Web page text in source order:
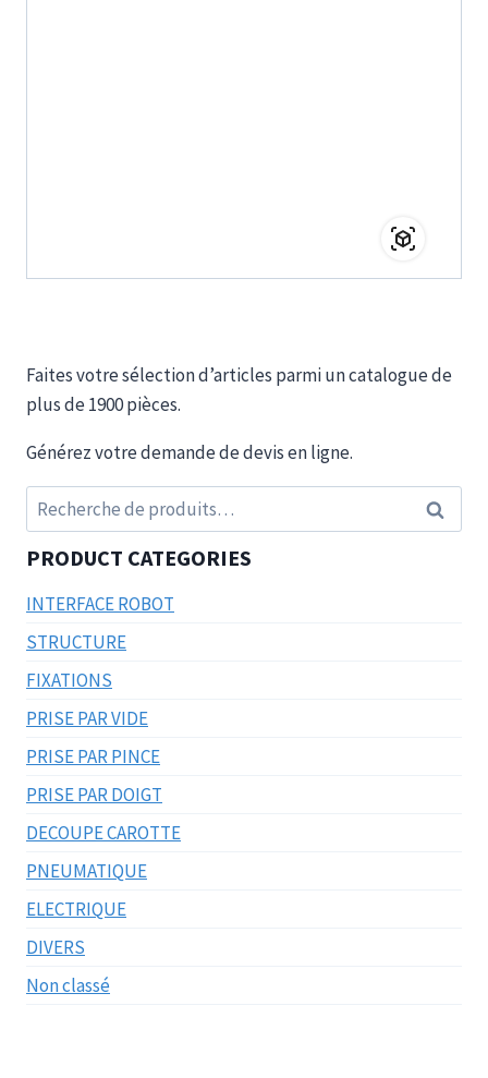
Faites votre sélection d’articles parmi un catalogue de
plus de 1900 pièces.
Générez votre demande de devis en ligne.
Recherche
pour :
PRODUCT CATEGORIES
INTERFACE ROBOT
STRUCTURE
FIXATIONS
PRISE PAR VIDE
PRISE PAR PINCE
PRISE PAR DOIGT
DECOUPE CAROTTE
PNEUMATIQUE
ELECTRIQUE
DIVERS
Non classé